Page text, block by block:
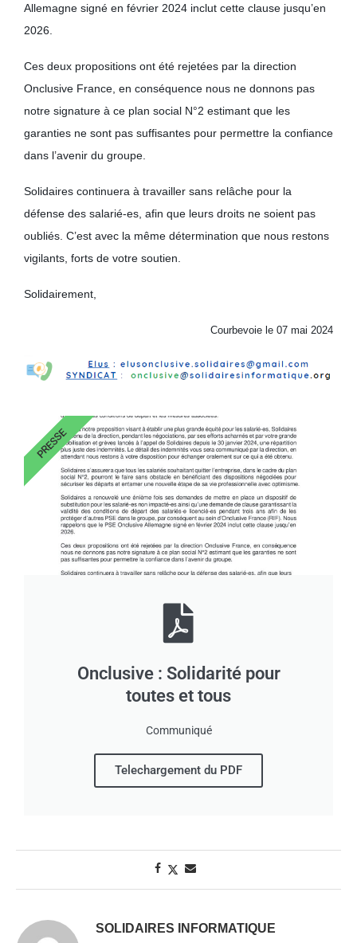
Allemagne signé en février 2024 inclut cette clause jusqu’en
2026.
Ces deux propositions ont été rejetées par la direction
Onclusive France, en conséquence nous ne donnons pas
notre signature à ce plan social N°2 estimant que les
garanties ne sont pas suffisantes pour permettre la confiance
dans l’avenir du groupe.
Solidaires continuera à travailler sans relâche pour la
défense des salarié-es, afin que leurs droits ne soient pas
oubliés. C’est avec la même détermination que nous restons
vigilants, forts de votre soutien.
Solidairement,
Courbevoie le 07 mai 2024
Onclusive : Solidarité pour
toutes et tous
Communiqué
Telechargement du PDF
PRESSE
SOLIDAIRES INFORMATIQUE